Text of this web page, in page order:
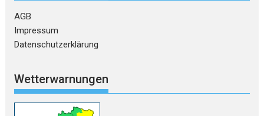
AGB
Impressum
Datenschutzerklärung
Wetterwarnungen